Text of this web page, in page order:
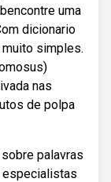
uma
dicionario
muito simples.
nas
de polpa
palavras
especialistas